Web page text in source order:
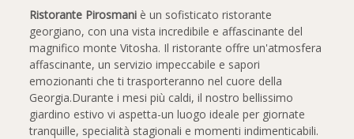
Ristorante Pirosmani è un sofisticato ristorante
georgiano, con una vista incredibile e affascinante del
magnifico monte Vitosha. Il ristorante offre un'atmosfera
affascinante, un servizio impeccabile e sapori
emozionanti che ti trasporteranno nel cuore della
Georgia.Durante i mesi più caldi, il nostro bellissimo
giardino estivo vi aspetta-un luogo ideale per giornate
tranquille, specialità stagionali e momenti indimenticabili.